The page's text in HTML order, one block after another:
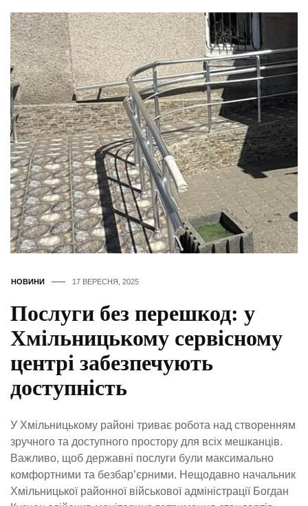
НОВИНИ 17 ВЕРЕСНЯ, 2025
Послуги без перешкод: у
Хмільницькому сервісному
центрі забезпечують
доступність
У Хмільницькому районі триває робота над створенням
зручного та доступного простору для всіх мешканців.
Важливо, щоб державні послуги були максимально
комфортними та безбар’єрними. Нещодавно начальник
Хмільницької районної військової адміністрації Богдан